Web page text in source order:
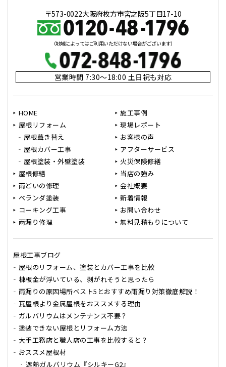
〒573-0022大阪府枚方市宮之阪5丁目17-10
（地域によってはご利用いただけない場合がございます）
営業時間 7:30～18:00 土日祝も対応
HOME
屋根リフォーム
屋根葺き替え
屋根カバー工事
屋根塗装・外壁塗装
屋根修繕
雨どいの修理
ベランダ塗装
コーキング工事
雨漏り修理
施工事例
現場レポート
お客様の声
アフターサービス
火災保険修繕
当店の強み
会社概要
新着情報
お問い合わせ
無料見積もりについて
屋根工事ブログ
屋根のリフォーム、塗装とカバー工事を比較
棟板金が浮いている、剥がれそうと思ったら
雨漏りの原因場所ベスト5とおすすめ雨漏り対策徹底解説！
瓦屋根より金属屋根をおススメする理由
ガルバリウムはメンテナンス不要？
塗装できない屋根とリフォーム方法
大手工務店と職人店の工事を比較すると？
おススメ屋根材
遮熱ガルバリウム『シルキーG2』